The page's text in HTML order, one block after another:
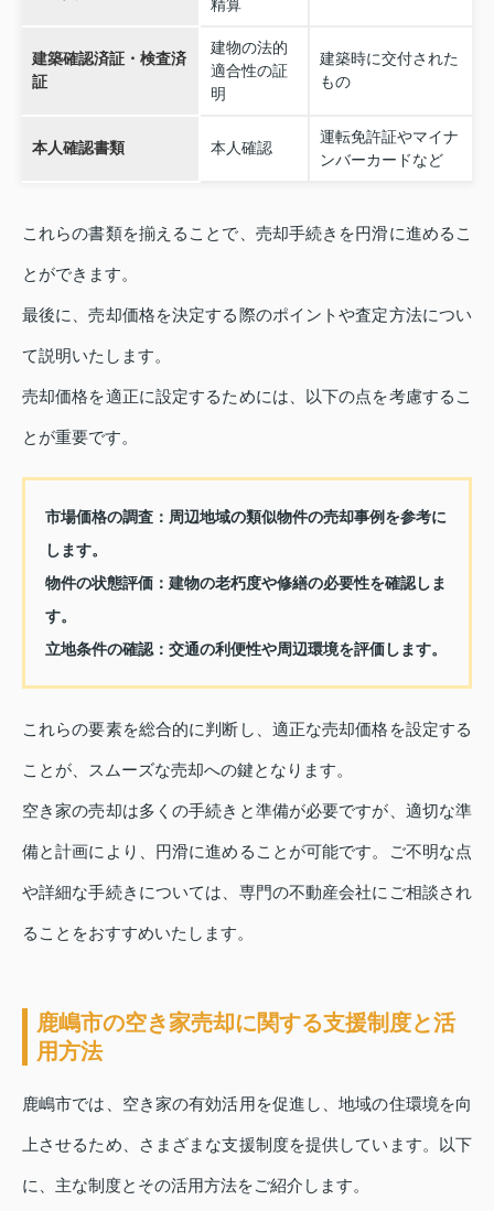
精算
建築確認済証・検査済
証
建物の法的
適合性の証
明
建築時に交付された
もの
本人確認書類 本人確認
運転免許証やマイナ
ンバーカードなど
これらの書類を揃えることで、売却手続きを円滑に進めるこ
とができます。
最後に、売却価格を決定する際のポイントや査定方法につい
て説明いたします。
売却価格を適正に設定するためには、以下の点を考慮するこ
とが重要です。
市場価格の調査：周辺地域の類似物件の売却事例を参考に
します。
物件の状態評価：建物の老朽度や修繕の必要性を確認しま
す。
立地条件の確認：交通の利便性や周辺環境を評価します。
これらの要素を総合的に判断し、適正な売却価格を設定する
ことが、スムーズな売却への鍵となります。
空き家の売却は多くの手続きと準備が必要ですが、適切な準
備と計画により、円滑に進めることが可能です。ご不明な点
や詳細な手続きについては、専門の不動産会社にご相談され
ることをおすすめいたします。
鹿嶋市の空き家売却に関する支援制度と活
用方法
鹿嶋市では、空き家の有効活用を促進し、地域の住環境を向
上させるため、さまざまな支援制度を提供しています。以下
に、主な制度とその活用方法をご紹介します。